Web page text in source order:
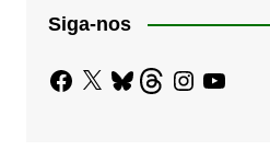
Siga-nos
Facebook
X BlueskyThreadsInstagram
YouTube